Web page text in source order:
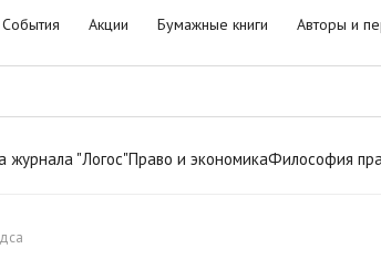
События Акции Бумажные книги Авторы и
журнала "Логос"Право и экономикаФилософия